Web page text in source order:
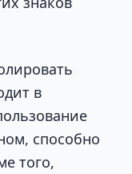
в
способно
того,